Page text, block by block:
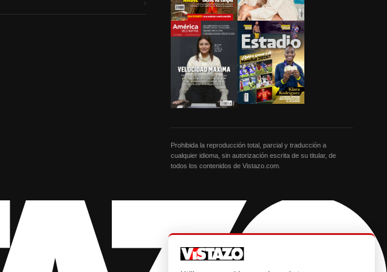
›
Prohibida la reproducción total, parcial y traducción a
cualquier idioma, sin autorización escrita de su titular, de
todos los contenidos de Vistazo.com.